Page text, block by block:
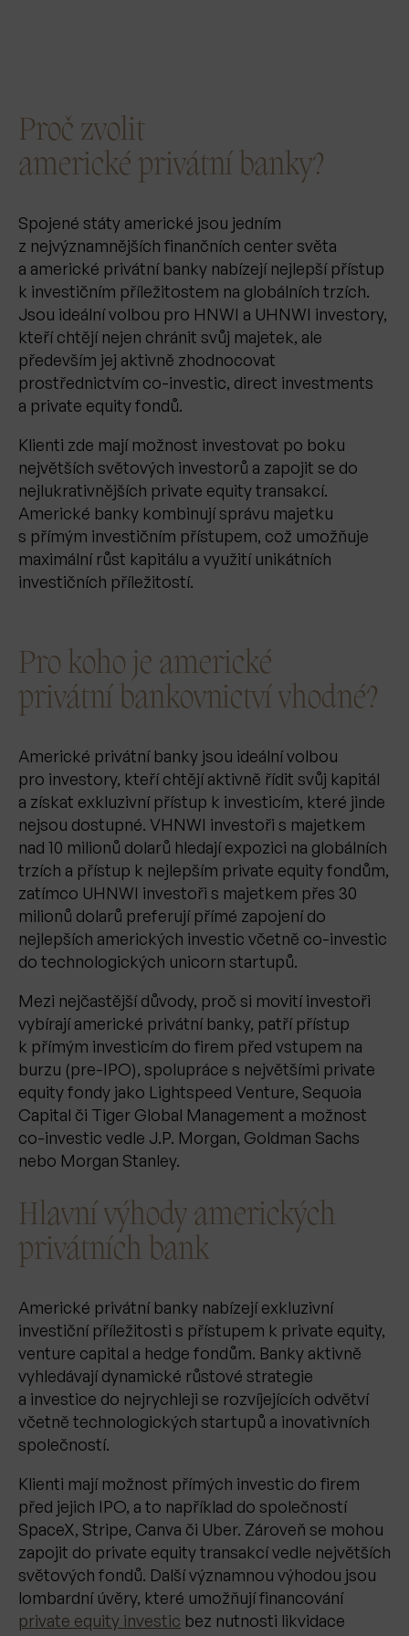
Proč zvolit
americké privátní banky?
Spojené státy americké jsou jedním
z nejvýznamnějších finančních center světa
a americké privátní banky nabízejí nejlepší přístup
k investičním příležitostem na globálních trzích.
Jsou ideální volbou pro HNWI a UHNWI investory,
kteří chtějí nejen chránit svůj majetek, ale
především jej aktivně zhodnocovat
prostřednictvím co-investic, direct investments
a private equity fondů.
Klienti zde mají možnost investovat po boku
největších světových investorů a zapojit se do
nejlukrativnějších private equity transakcí.
Americké banky kombinují správu majetku
s přímým investičním přístupem, což umožňuje
maximální růst kapitálu a využití unikátních
investičních příležitostí.
Pro koho je americké
privátní bankovnictví vhodné?
Americké privátní banky jsou ideální volbou
pro investory, kteří chtějí aktivně řídit svůj kapitál
a získat exkluzivní přístup k investicím, které jinde
nejsou dostupné. VHNWI investoři s majetkem
nad 10 milionů dolarů hledají expozici na globálních
trzích a přístup k nejlepším private equity fondům,
zatímco UHNWI investoři s majetkem přes 30
milionů dolarů preferují přímé zapojení do
nejlepších amerických investic včetně co-investic
do technologických unicorn startupů.
Mezi nejčastější důvody, proč si movití investoři
vybírají americké privátní banky, patří přístup
k přímým investicím do firem před vstupem na
burzu (pre-IPO), spolupráce s největšími private
equity fondy jako Lightspeed Venture, Sequoia
Capital či Tiger Global Management a možnost
co-investic vedle J.P. Morgan, Goldman Sachs
nebo Morgan Stanley.
Hlavní výhody amerických
privátních bank
Americké privátní banky nabízejí exkluzivní
investiční příležitosti s přístupem k private equity,
venture capital a hedge fondům. Banky aktivně
vyhledávají dynamické růstové strategie
a investice do nejrychleji se rozvíjejících odvětví
včetně technologických startupů a inovativních
společností.
Klienti mají možnost přímých investic do firem
před jejich IPO, a to například do společností
SpaceX, Stripe, Canva či Uber. Zároveň se mohou
zapojit do private equity transakcí vedle největších
světových fondů. Další významnou výhodou jsou
lombardní úvěry, které umožňují financování
private equity investic bez nutnosti likvidace